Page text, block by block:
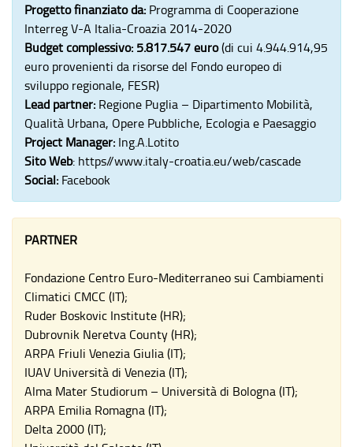
Progetto finanziato da: Programma di Cooperazione
Interreg V-A Italia-Croazia 2014-2020
Budget complessivo: 5.817.547 euro(di cui 4.944.914,95
euro provenienti da risorse del Fondo europeo di
sviluppo regionale, FESR)
Lead partner: Regione Puglia – Dipartimento Mobilità,
Qualità Urbana, Opere Pubbliche, Ecologia e Paesaggio
Project Manager: Ing.A.Lotito
Sito Web: https//www.italy-croatia.eu/web/cascade
Social: Facebook
PARTNER
Fondazione Centro Euro-Mediterraneo sui Cambiamenti
Climatici CMCC (IT);
Ruder Boskovic Institute (HR);
Dubrovnik Neretva County (HR);
ARPA Friuli Venezia Giulia (IT);
IUAV Università di Venezia (IT);
Alma Mater Studiorum – Università di Bologna (IT);
ARPA Emilia Romagna (IT);
Delta 2000 (IT);